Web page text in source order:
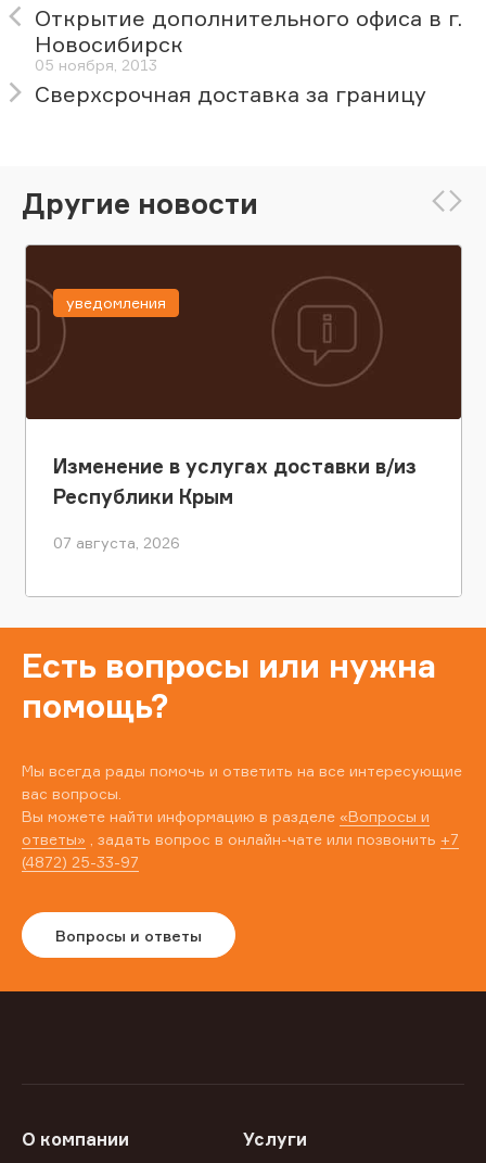
Открытие дополнительного офиса в г.
Новосибирск
05 ноября, 2013
Сверхсрочная доставка за границу
Другие новости
Изменение в услугах доставки в/из
Республики Крым
07 августа, 2026
уведомления
Есть вопросы или нужна
помощь?
Мы всегда рады помочь и ответить на все интересующие
вас вопросы.
Вы можете найти информацию в разделе «Вопросы и
ответы» , задать вопрос в онлайн-чате или позвонить +7
(4872) 25-33-97
Вопросы и ответы
О компании Услуги